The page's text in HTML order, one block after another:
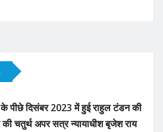
पीछे दिसंबर 2023 में हुई राहुल टंडन की
चतुर्थ अपर सत्र न्यायाधीश बृजेश राय